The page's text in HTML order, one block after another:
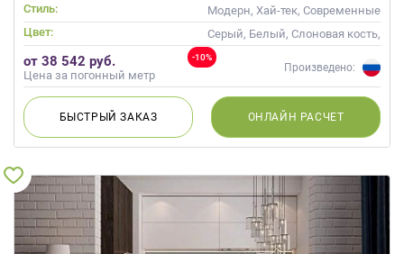
Стиль:
Модерн, Хай-тек, Современные
Цвет:
Серый, Белый, Слоновая кость,
Кремовый, Капучино, Красный
-10%
от 38 542 руб.
Цена за погонный метр
Произведено:
БЫСТРЫЙЗАКАЗ ОНЛАЙН РАСЧЕТ